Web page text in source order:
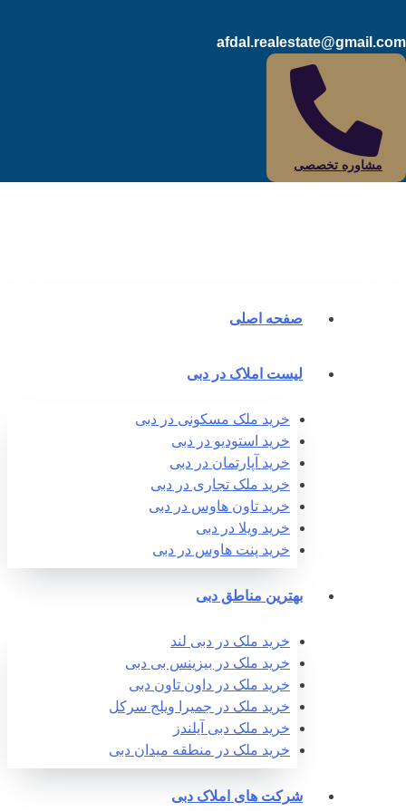
مشاوره تخصصی
صفحه اصلی
لیست املاک در دبی
خرید ملک مسکونی در دبی
خرید استودیو در دبی
خرید آپارتمان در دبی
خرید ملک تجاری در دبی
خرید تاون هاوس در دبی
خرید ویلا در دبی
خرید پنت هاوس در دبی
بهترین مناطق دبی
خرید ملک در دبی لند
خرید ملک در بیزینس بی دبی
خرید ملک در داون تاون دبی
خرید ملک در جمیرا ویلج سرکل
خرید ملک دبی آیلندز
خرید ملک در منطقه میدان دبی
شرکت های املاک دبی